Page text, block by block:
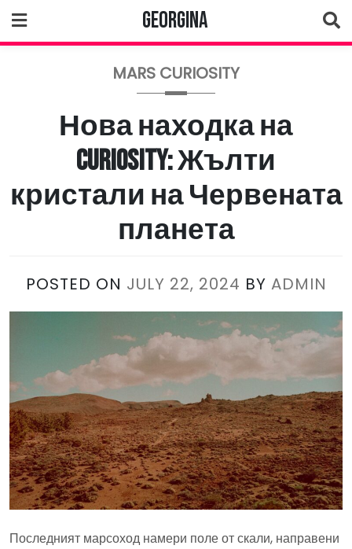
to
content
Georgina
MARS CURIOSITY
Нова находка на
Curiosity: Жълти
кристали на Червената
планета
POSTED ON JULY 22, 2024 BY ADMIN
Последният марсоход намери поле от скали, направени